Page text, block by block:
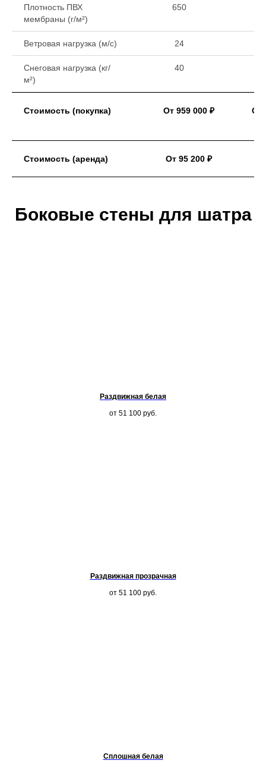
Плотность ПВХ
мембраны (г/м²)
650
Ветровая нагрузка (м/с) 24
Снеговая нагрузка (кг/
м²)
40
Стоимость (покупка) От 959 000 ₽ От
Стоимость (аренда) От 95 200 ₽
Боковые стены для шатра
Раздвижная белая
от 51 100 руб.
Раздвижная прозрачная
от 51 100 руб.
Сплошная белая